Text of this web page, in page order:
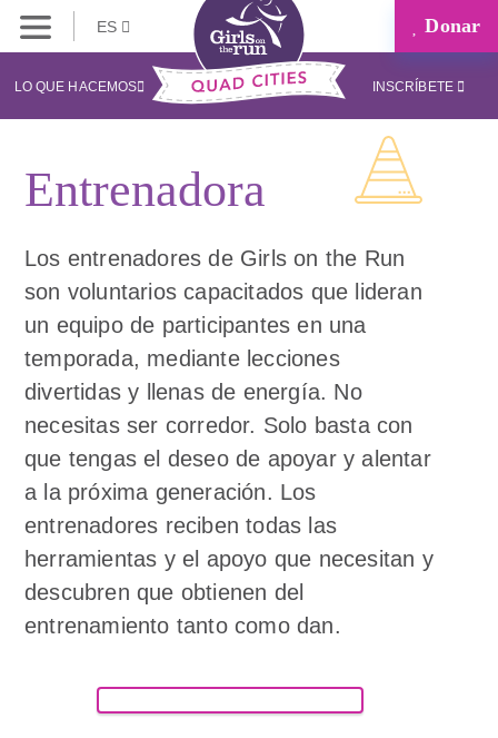
ES Donar
LO QUE HACEMOS INSCRÍBETE
Entrenadora
Los entrenadores de Girls on the Run
son voluntarios capacitados que lideran
un equipo de participantes en una
temporada, mediante lecciones
divertidas y llenas de energía. No
necesitas ser corredor. Solo basta con
que tengas el deseo de apoyar y alentar
a la próxima generación. Los
entrenadores reciben todas las
herramientas y el apoyo que necesitan y
descubren que obtienen del
entrenamiento tanto como dan.